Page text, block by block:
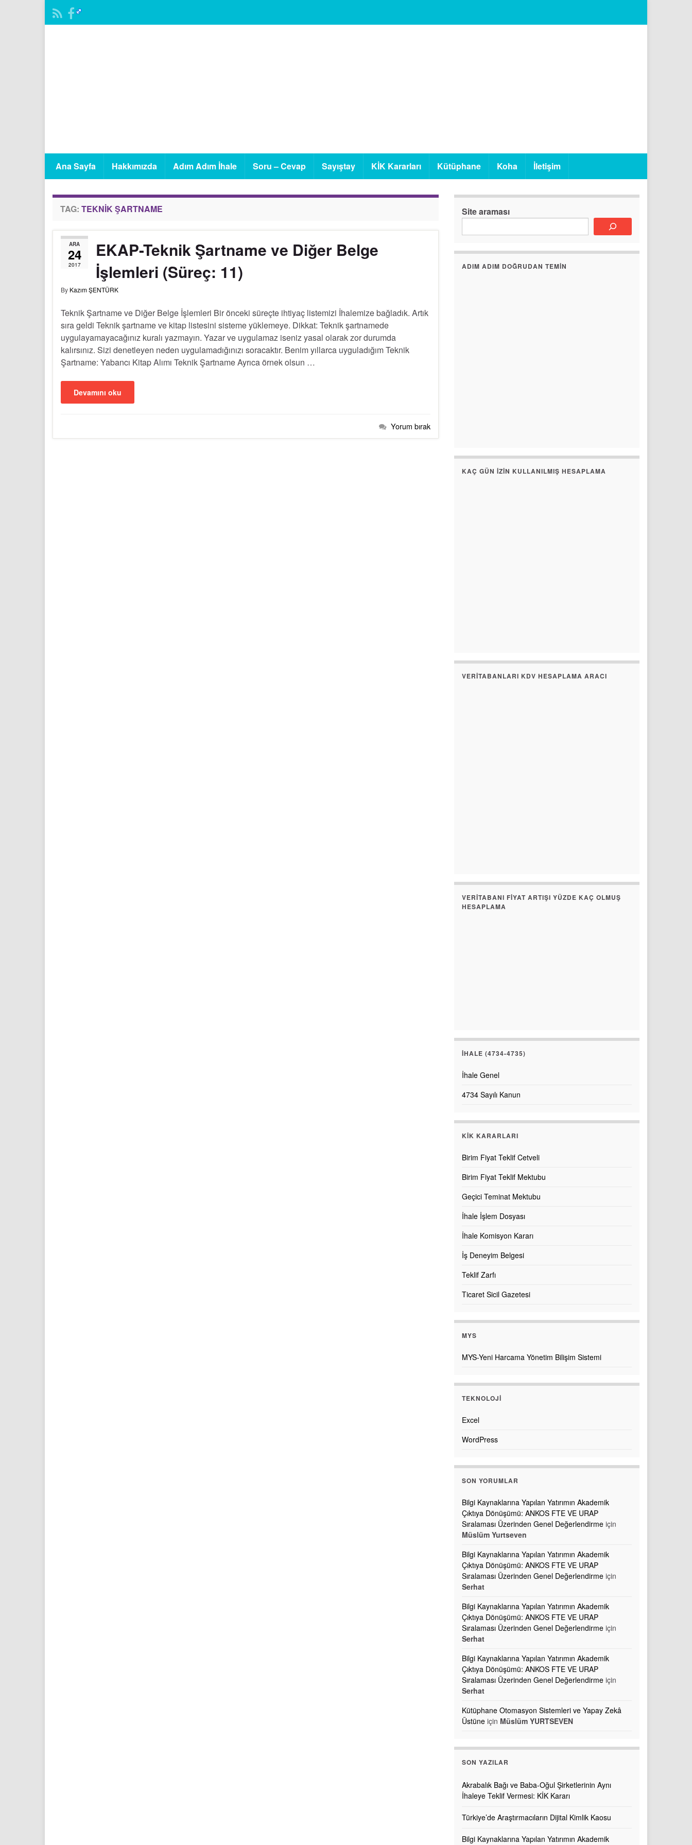
Ana Sayfa Hakkımızda Adım Adım İhale Soru – Cevap Sayıştay KİK Kararları Kütüphane Koha İletişim
TAG: TEKNIK ŞARTNAME
ARA
24
2017
EKAP-Teknik Şartname ve Diğer Belge
İşlemleri (Süreç: 11)
By Kazım ŞENTÜRK
Teknik Şartname ve Diğer Belge İşlemleri Bir önceki süreçte ihtiyaç listemizi İhalemize bağladık. Artık
sıra geldi Teknik şartname ve kitap listesini sisteme yüklemeye. Dikkat: Teknik şartnamede
uygulayamayacağınız kuralı yazmayın. Yazar ve uygulamaz iseniz yasal olarak zor durumda
kalırsınız. Sizi denetleyen neden uygulamadığınızı soracaktır. Benim yıllarca uyguladığım Teknik
Şartname: Yabancı Kitap Alımı Teknik Şartname Ayrıca örnek olsun …
Devamını oku
Yorum bırak
Site araması
ADIM ADIM DOĞRUDAN TEMIN
KAÇ GÜN İZIN KULLANILMIŞ HESAPLAMA
VERITABANLARI KDV HESAPLAMA ARACI
VERITABANI FIYAT ARTIŞI YÜZDE KAÇ OLMUŞ
HESAPLAMA
İHALE (4734-4735)
İhale Genel
4734 Sayılı Kanun
KİK KARARLARI
Birim Fiyat Teklif Cetveli
Birim Fiyat Teklif Mektubu
Geçici Teminat Mektubu
İhale İşlem Dosyası
İhale Komisyon Kararı
İş Deneyim Belgesi
Teklif Zarfı
Ticaret Sicil Gazetesi
MYS
MYS-Yeni Harcama Yönetim Bilişim Sistemi
TEKNOLOJI
Excel
WordPress
SON YORUMLAR
Bilgi Kaynaklarına Yapılan Yatırımın Akademik
Çıktıya Dönüşümü: ANKOS FTE VE URAP
Sıralaması Üzerinden Genel Değerlendirme için
Müslüm Yurtseven
Bilgi Kaynaklarına Yapılan Yatırımın Akademik
Çıktıya Dönüşümü: ANKOS FTE VE URAP
Sıralaması Üzerinden Genel Değerlendirme için
Serhat
Bilgi Kaynaklarına Yapılan Yatırımın Akademik
Çıktıya Dönüşümü: ANKOS FTE VE URAP
Sıralaması Üzerinden Genel Değerlendirme için
Serhat
Bilgi Kaynaklarına Yapılan Yatırımın Akademik
Çıktıya Dönüşümü: ANKOS FTE VE URAP
Sıralaması Üzerinden Genel Değerlendirme için
Serhat
Kütüphane Otomasyon Sistemleri ve Yapay Zekâ
Üstüne için Müslüm YURTSEVEN
SON YAZILAR
Akrabalık Bağı ve Baba-Oğul Şirketlerinin Aynı
İhaleye Teklif Vermesi: KİK Kararı
Türkiye’de Araştırmacıların Dijital Kimlik Kaosu
Bilgi Kaynaklarına Yapılan Yatırımın Akademik